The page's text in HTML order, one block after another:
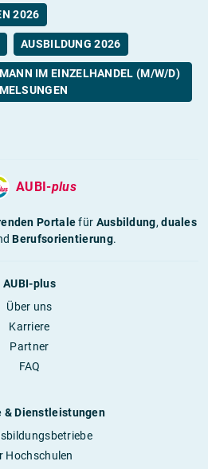
2026
AUSBILDUNG 2026
IM EINZELHANDEL (M/W/D)
AUBI-plus
Portalefür Ausbildung,duales
Berufsorientierung.
AUBI-plus
Über uns
Karriere
Partner
FAQ
& Dienstleistungen
Hochschulen